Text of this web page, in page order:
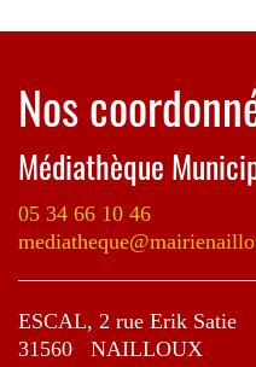
Nos
Médiathèque
05 34 66 10 46
ESCAL, 2 rue Erik Satie
31560 NAILLOUX